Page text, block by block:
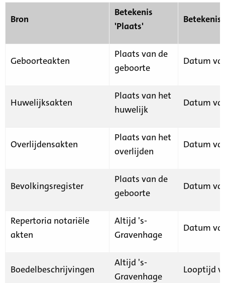
Bron
Betekenis
'Plaats'
Geboorteakten
Plaats van de
geboorte
Datum
Huwelijksakten
Plaats van het
huwelijk
Datum
Overlijdensakten
Plaats van het
overlijden
Datum
Bevolkingsregister
Plaats van de
geboorte
Datum
Repertoria notariële
akten
Altijd 's-
Gravenhage
Datum
Boedelbeschrijvingen
Altijd 's-
Gravenhage
Looptijd